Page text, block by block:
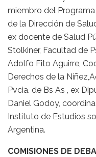
miembro del
de la Dirección de
ex docente de Salud
Stolkiner, Facultad de
Adolfo Fito Aguirre,
Derechos de la
Pvcia. de Bs As , ex
Daniel Godoy,
Instituto de Estudios
Argentina.
COMISIONES DE